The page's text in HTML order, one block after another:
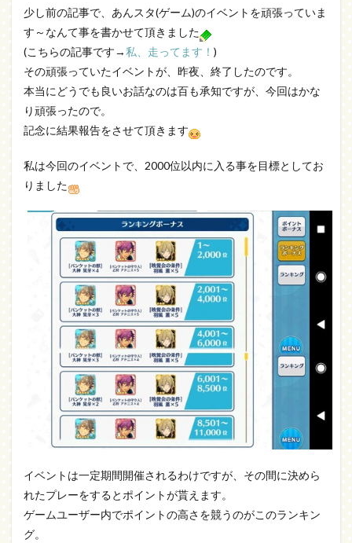
少し前の記事で、あんスタ(ゲーム)のイベントを頑張っていま
す～なんて事を書かせて頂きました
(こちらの記事です→私、走ってます！ )
その頑張っていたイベントが、昨夜、終了したのです。
本当にどうでも良いお話なのは百も承知ですが、今回はかな
り頑張ったので。
記念に結果報告をさせて頂きます
私は今回のイベントで、2000位以内に入る事を目標としてお
りました
イベントは一定期間開催されるわけですが、その間に決めら
れたプレーをするとポイントが貰えます。
ゲームユーザー内でポイントの高さを競うのがこのランキン
グ。